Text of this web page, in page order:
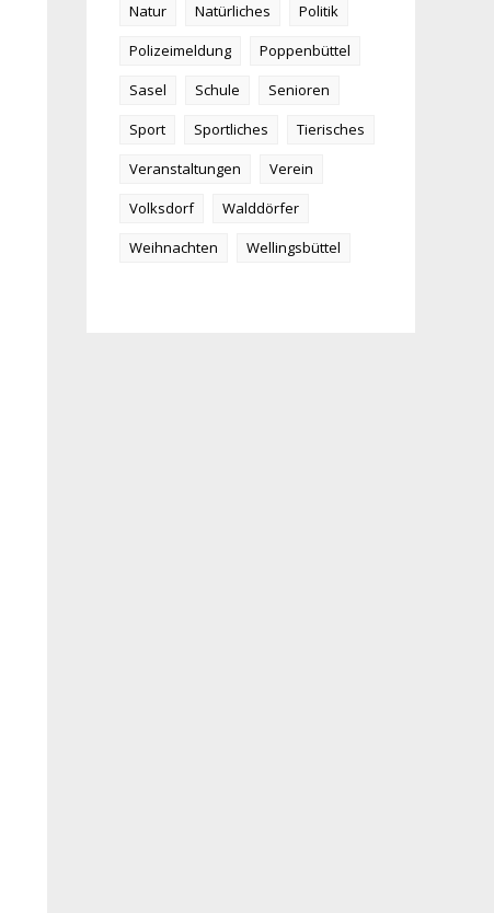
Natur
Natürliches
Politik
Polizeimeldung
Poppenbüttel
Sasel
Schule
Senioren
Sport
Sportliches
Tierisches
Veranstaltungen
Verein
Volksdorf
Walddörfer
Weihnachten
Wellingsbüttel